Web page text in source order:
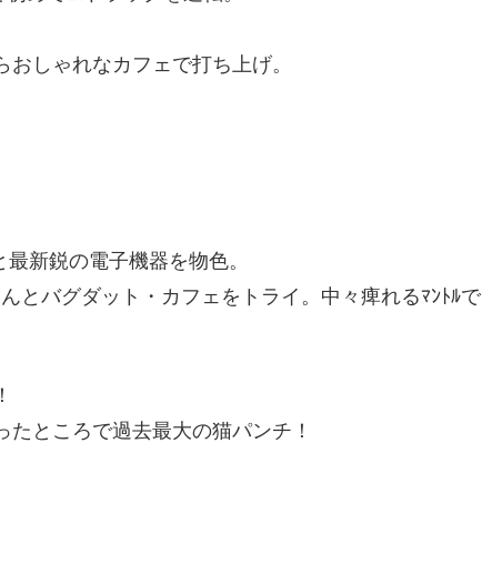
しゃれなカフェで打ち上げ。
新鋭の電子機器を物色。
とバグダット・カフェをトライ。中々痺れるﾏﾝﾄﾙで
ところで過去最大の猫パンチ！